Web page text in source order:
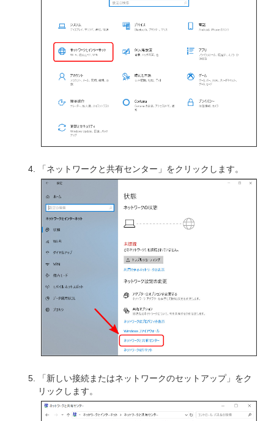
「ネットワークと共有センター」をクリックします。
「新しい接続またはネットワークのセットアップ」をク
リックします。